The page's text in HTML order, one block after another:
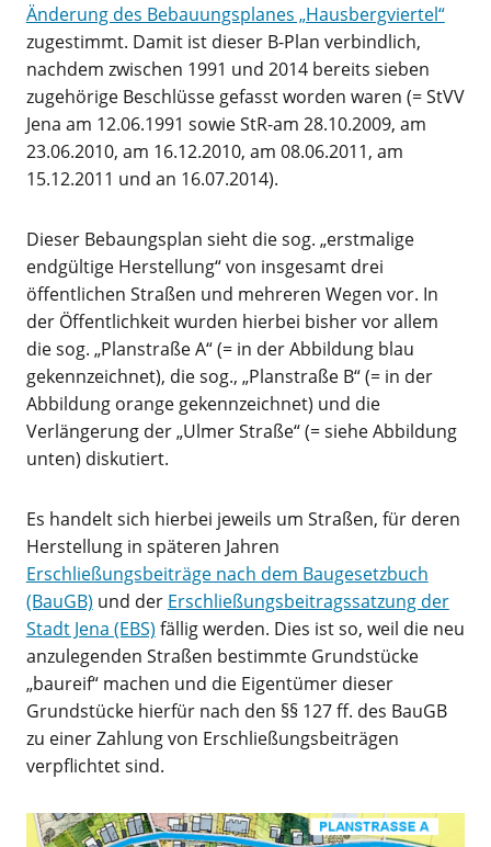
Änderung des Bebauungsplanes „Hausbergviertel“
zugestimmt. Damit ist dieser B-Plan verbindlich,
nachdem zwischen 1991 und 2014 bereits sieben
zugehörige Beschlüsse gefasst worden waren (= StVV
Jena am 12.06.1991 sowie StR-am 28.10.2009, am
23.06.2010, am 16.12.2010, am 08.06.2011, am
15.12.2011 und an 16.07.2014).
Dieser Bebaungsplan sieht die sog. „erstmalige
endgültige Herstellung“ von insgesamt drei
öffentlichen Straßen und mehreren Wegen vor. In
der Öffentlichkeit wurden hierbei bisher vor allem
die sog. „Planstraße A“ (= in der Abbildung blau
gekennzeichnet), die sog., „Planstraße B“ (= in der
Abbildung orange gekennzeichnet) und die
Verlängerung der „Ulmer Straße“ (= siehe Abbildung
unten) diskutiert.
Es handelt sich hierbei jeweils um Straßen, für deren
Herstellung in späteren Jahren
Erschließungsbeiträge nach dem Baugesetzbuch
(BauGB) und der Erschließungsbeitragssatzung der
Stadt Jena (EBS) fällig werden. Dies ist so, weil die neu
anzulegenden Straßen bestimmte Grundstücke
„baureif“ machen und die Eigentümer dieser
Grundstücke hierfür nach den §§ 127 ff. des BauGB
zu einer Zahlung von Erschließungsbeiträgen
verpflichtet sind.